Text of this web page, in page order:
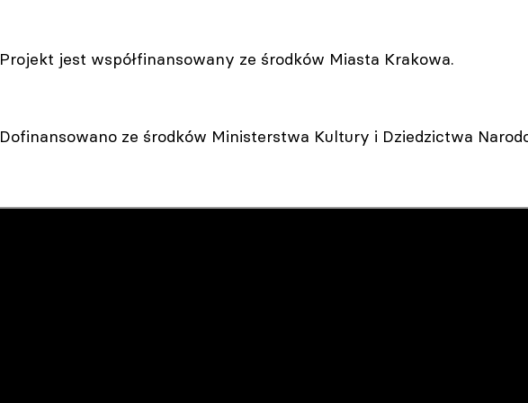
Projekt jest współfinansowany ze środków Miasta Krakowa.
Dofinansowano ze środków Ministerstwa Kultury i Dziedzictwa